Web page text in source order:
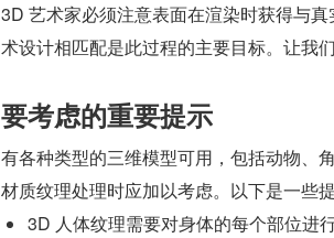
3D 艺术家必须注意表面在渲染时获得与
术设计相匹配是此过程的主要目标。让我
要考虑的重要提示
有各种类型的三维模型可用，包括动物、
材质纹理处理时应加以考虑。以下是一些
3D 人体纹理需要对身体的每个部位进